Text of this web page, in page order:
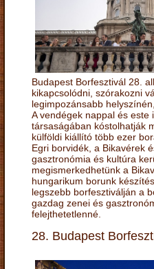
Budapest Borfesztivál 28.
kikapcsolódni, szórakozni
legimpozánsabb
A vendégek nappal és
társaságában kóstolhatják
külföldi kiállító több ezer
Egri borvidék, a Bikavérek
gasztronómia és kultúra
megismerkedhetünk a
hungarikum borunk
legszebb borfesztiválján a
gazdag zenei és
felejthetetlenné.
28. Budapest